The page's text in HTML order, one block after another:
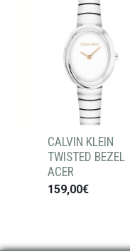
CALVIN KLEIN
TWISTED BEZEL
ACER
159,00€